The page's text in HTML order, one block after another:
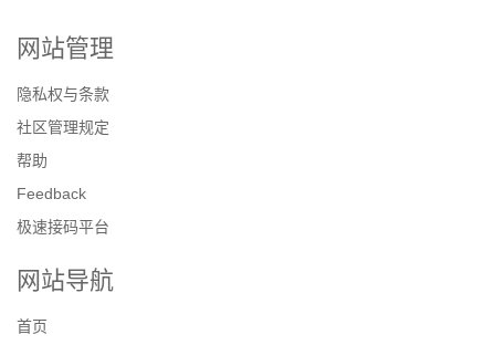
网站管理
隐私权与条款
社区管理规定
帮助
Feedback
极速接码平台
网站导航
首页